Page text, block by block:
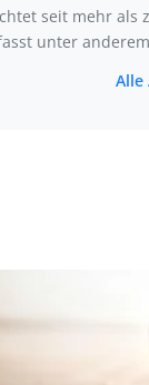
seit mehr als
unter
Alle